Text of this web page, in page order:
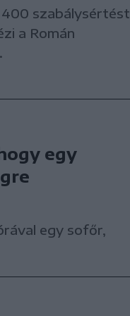
szabálysértést
a Román
egy
egy sofőr,